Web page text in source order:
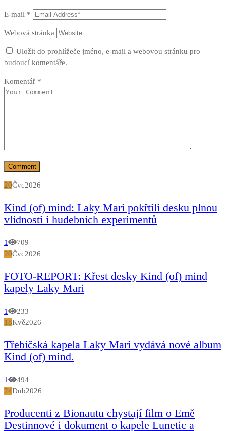
E-mail *
Webová stránka
Uložit do prohlížeče jméno, e-mail a webovou stránku pro
budoucí komentáře.
Komentář *
20Čvc2026
Kind (of) mind: Laky Mari pokřtili desku plnou
vlídnosti i hudebních experimentů
1
709
20Čvc2026
FOTO-REPORT: Křest desky Kind (of) mind
kapely Laky Mari
1
233
18Kvě2026
Třebíčská kapela Laky Mari vydává nové album
Kind (of) mind.
1
494
24Dub2026
Producenti z Bionautu chystají film o Emě
Destinnové i dokument o kapele Lunetic a